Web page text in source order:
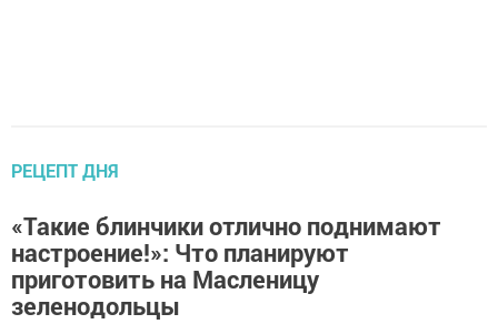
РЕЦЕПТ ДНЯ
«Такие блинчики отлично поднимают
настроение!»: Что планируют
приготовить на Масленицу
зеленодольцы